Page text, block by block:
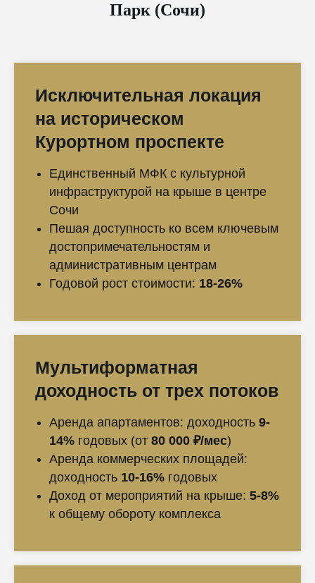
Парк (Сочи)
Исключительная локация
на историческом
Курортном проспекте
Единственный МФК с культурной
инфраструктурой на крыше в центре
Сочи
Пешая доступность ко всем ключевым
достопримечательностям и
административным центрам
Годовой рост стоимости: 18-26%
Мультиформатная
доходность от трех потоков
Аренда апартаментов: доходность 9-
14% годовых (от 80 000 ₽/мес)
Аренда коммерческих площадей:
доходность 10-16% годовых
Доход от мероприятий на крыше: 5-8%
к общему обороту комплекса